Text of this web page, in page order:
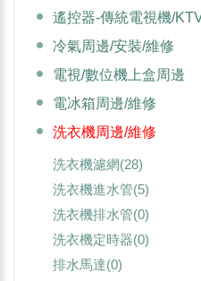
遙控器-傳統電視機/
冷氣周邊/安裝/維修
電視/數位機上盒周邊
電冰箱周邊/維修
洗衣機周邊/維修
洗衣機濾網(28)
洗衣機進水管(5)
洗衣機排水管(0)
洗衣機定時器(0)
排水馬達(0)